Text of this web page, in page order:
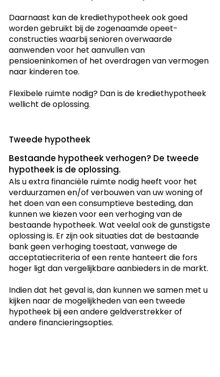
Daarnaast kan de krediethypotheek ook goed
worden gebruikt bij de zogenaamde opeet-
constructies waarbij senioren overwaarde
aanwenden voor het aanvullen van
pensioeninkomen of het overdragen van vermogen
naar kinderen toe.
Flexibele ruimte nodig? Dan is de krediethypotheek
wellicht de oplossing.
Tweede hypotheek
Bestaande hypotheek verhogen? De tweede
hypotheek is de oplossing.
Als u extra financiële ruimte nodig heeft voor het
verduurzamen en/of verbouwen van uw woning of
het doen van een consumptieve besteding, dan
kunnen we kiezen voor een verhoging van de
bestaande hypotheek. Wat veelal ook de gunstigste
oplossing is. Er zijn ook situaties dat de bestaande
bank geen verhoging toestaat, vanwege de
acceptatiecriteria of een rente hanteert die fors
hoger ligt dan vergelijkbare aanbieders in de markt.
Indien dat het geval is, dan kunnen we samen met u
kijken naar de mogelijkheden van een tweede
hypotheek bij een andere geldverstrekker of
andere financieringsopties.